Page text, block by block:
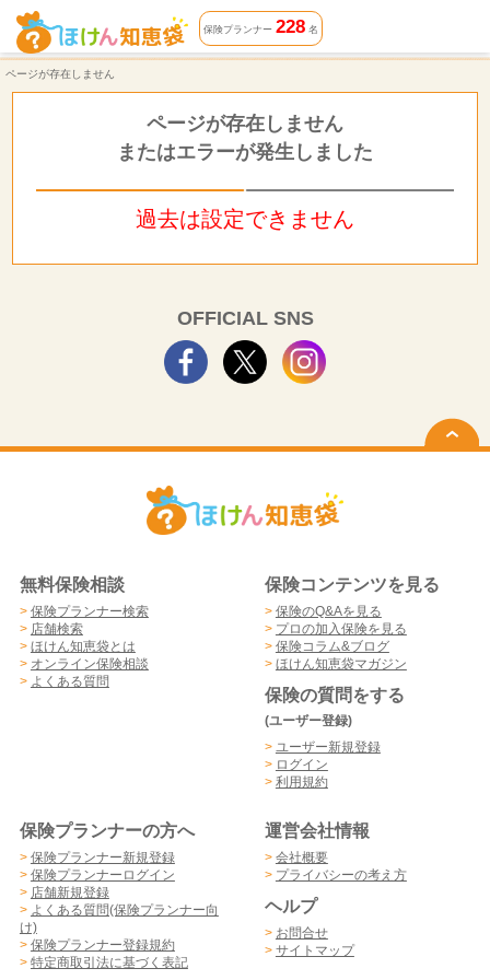
ページが存在しません | ほけん知恵袋
保険プランナー 228名
ページが存在しません
ページが存在しません
またはエラーが発生しました
過去は設定できません
OFFICIAL SNS
無料保険相談
> 保険プランナー検索
> 店舗検索
> ほけん知恵袋とは
> オンライン保険相談
> よくある質問
保険コンテンツを見る
> 保険のQ&Aを見る
> プロの加入保険を見る
> 保険コラム&ブログ
> ほけん知恵袋マガジン
保険の質問をする
(ユーザー登録)
> ユーザー新規登録
> ログイン
> 利用規約
保険プランナーの方へ
> 保険プランナー新規登録
> 保険プランナーログイン
> 店舗新規登録
> よくある質問(保険プランナー向
け)
> 保険プランナー登録規約
> 特定商取引法に基づく表記
運営会社情報
> 会社概要
> プライバシーの考え方
ヘルプ
> お問合せ
> サイトマップ